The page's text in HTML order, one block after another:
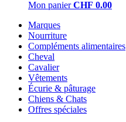
Mon panier CHF 0.00
Marques
Nourriture
Compléments alimentaires
Cheval
Cavalier
Vêtements
Écurie & pâturage
Chiens & Chats
Offres spéciales